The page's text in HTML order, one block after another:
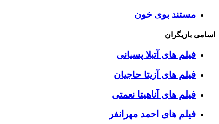
مستند بوی خون
اسامی بازیگران
فیلم های آتیلا پسیانی
فیلم های آزیتا حاجیان
فیلم های آناهیتا نعمتی
فیلم های احمد مهرانفر